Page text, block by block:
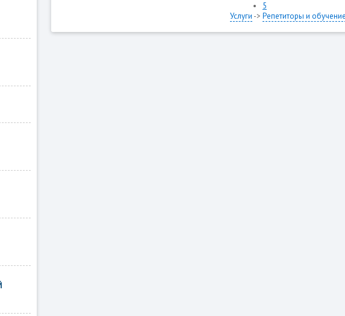
5
Услуги -> Репетиторы и